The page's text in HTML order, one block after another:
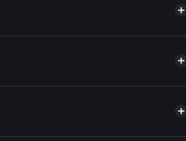
usando o Agregador de
Solflare